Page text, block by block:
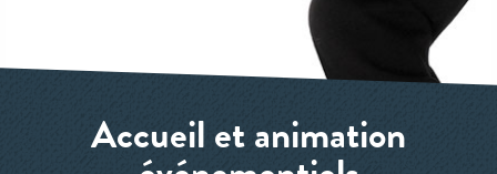
Accueil et animation